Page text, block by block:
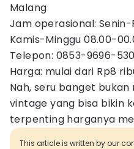
Malang
Jam operasional: Senin-
Kamis-Minggu 08.00-
Telepon: 0853-9696-
Harga: mulai dari Rp8
Nah, seru banget
vintage yang bisa bikin
terpenting harganya
This article is written by our